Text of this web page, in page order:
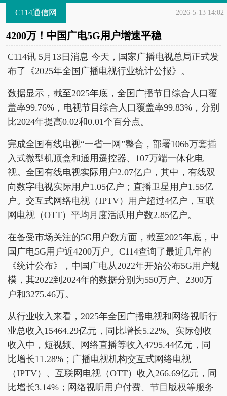
C114通信网 2026-5-13 14:02
4200万！中国广电5G用户增速平稳
C114讯 5月13日消息 今天，国家广播电视总局正式发
布了《2025年全国广播电视行业统计公报》。
数据显示，截至2025年底，全国广播节目综合人口覆
盖率99.76%，电视节目综合人口覆盖率99.83%，分别
比2024年提高0.02和0.01个百分点。
完成全国有线电视“一省一网”整合，部署1066万套插
入式微型机顶盒和通用遥控器、107万端一体化电
视。全国有线电视实际用户2.07亿户，其中，有线双
向数字电视实际用户1.05亿户；直播卫星用户1.55亿
户。交互式网络电视（IPTV）用户超过4亿户，互联
网电视（OTT）平均月度活跃用户数2.85亿户。
在备受市场关注的5G用户数方面，截至2025年底，中
国广电5G用户近4200万户。C114查询了最近几年的
《统计公布》，中国广电从2022年开始公布5G用户规
模，其2022到2024年的数据分别为550万户、2300万
户和3275.46万。
从行业收入来看，2025年全国广播电视和网络视听行
业总收入15464.29亿元，同比增长5.22%。实际创收
收入中，短视频、网络直播等收入4795.44亿元，同
比增长11.28%；广播电视机构交互式网络电视
（IPTV）、互联网电视（OTT）收入266.69亿元，同
比增长3.14%；网络视听用户付费、节目版权等服务